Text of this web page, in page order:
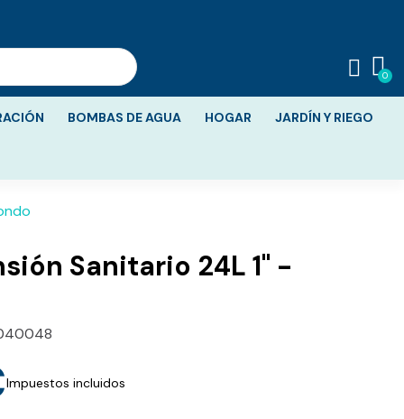
BOMBAS DE AGUA HOGAR JARDÍN Y RIEGO
Sanitario 24L 1" -
Impuestos incluidos